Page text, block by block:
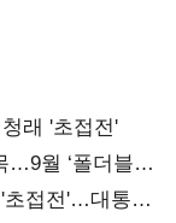
래 '초접전'
…9월 ‘폴더블
초접전'…대통령